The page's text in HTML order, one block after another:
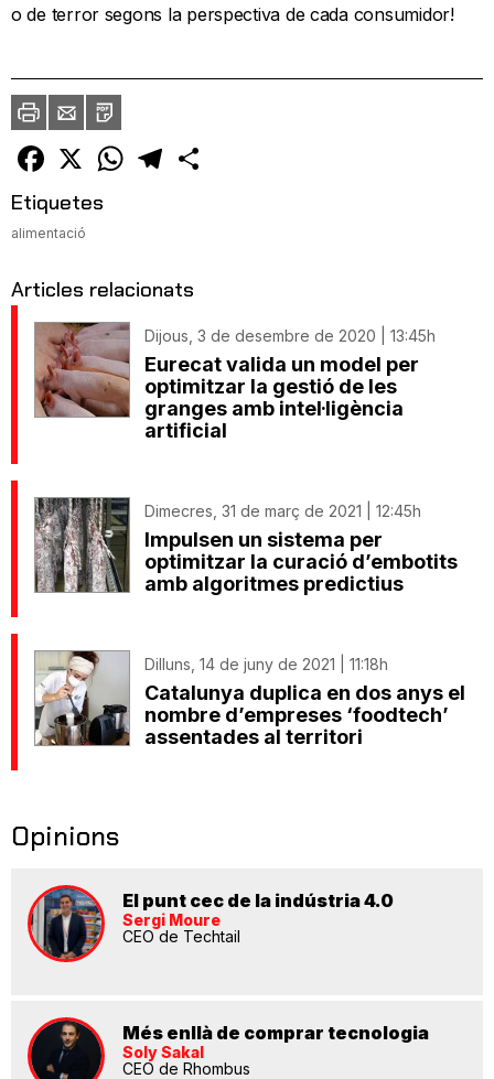
o de terror segons la perspectiva de cada consumidor!
ImprimirEnvia
un
amic
PDF
Facebook
X WhatsAppTelegram
Etiquetes
alimentació
Articles relacionats
Dijous, 3 de desembre de 2020 | 13:45h
Eurecat valida un model per
optimitzar la gestió de les
granges amb intel·ligència
artificial
Dimecres, 31 de març de 2021 | 12:45h
Impulsen un sistema per
optimitzar la curació d’embotits
amb algoritmes predictius
Dilluns, 14 de juny de 2021 | 11:18h
Catalunya duplica en dos anys el
nombre d’empreses ‘foodtech’
assentades al territori
Opinions
El punt cec de la indústria 4.0
Sergi Moure
CEO de Techtail
Més enllà de comprar tecnologia
Soly Sakal
CEO de Rhombus